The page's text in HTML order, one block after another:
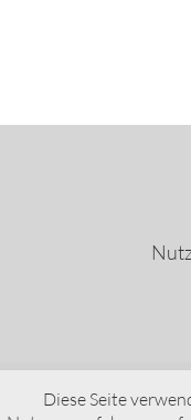
Diese Seite